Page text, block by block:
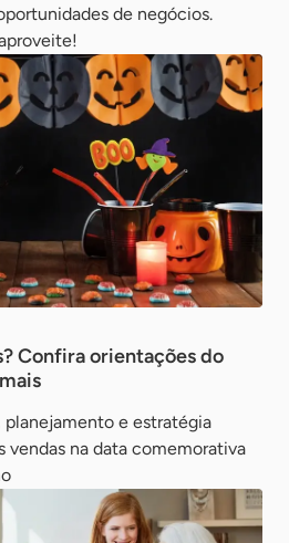
de negócios.
Confira orientações do
e estratégia
vendas na data comemorativa